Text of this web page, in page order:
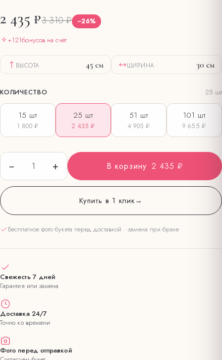
2 435 ₽3 310 ₽ −26%
+121бонусов на счёт
ВЫСОТА 45 см ШИРИНА 30 см
КОЛИЧЕСТВО 25 шт
15 шт
1 800 ₽
25 шт
2 435 ₽
51 шт
4 905 ₽
101 шт
9 655 ₽
− 1 + В корзину 2 435 ₽
Купить в 1 клик→
Бесплатное фото букета перед доставкой · замена при браке
Свежесть 7 дней
Гарантия или замена
Доставка 24/7
Точно ко времени
Фото перед отправкой